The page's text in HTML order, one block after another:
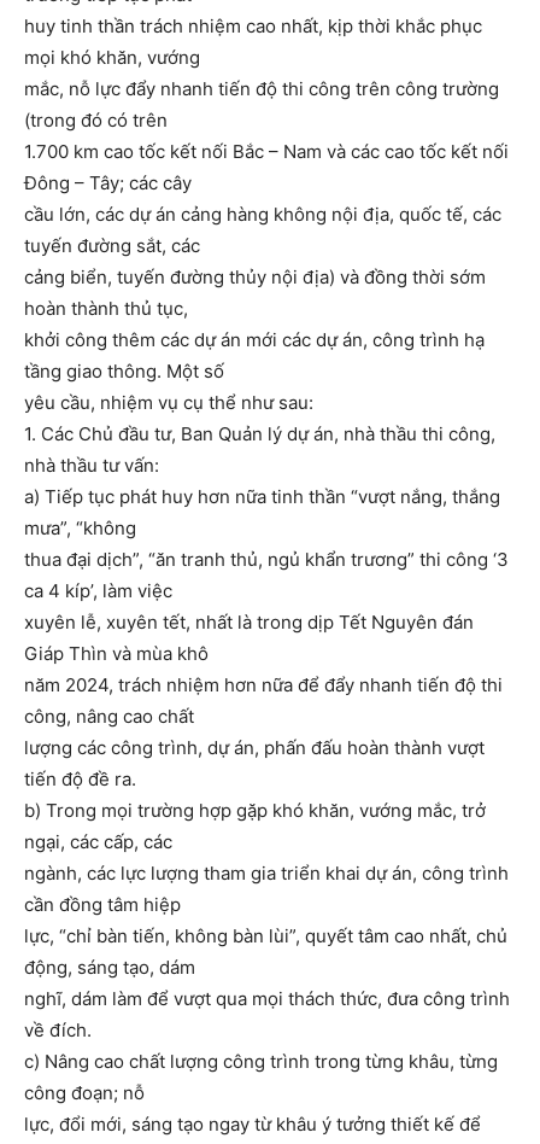
huy tinh thần trách nhiệm cao nhất, kịp thời khắc phục
mọi khó khăn, vướng
mắc, nỗ lực đẩy nhanh tiến độ thi công trên công trường
(trong đó có trên
1.700 km cao tốc kết nối Bắc – Nam và các cao tốc kết nối
Đông – Tây; các cây
cầu lớn, các dự án cảng hàng không nội địa, quốc tế, các
tuyến đường sắt, các
cảng biển, tuyến đường thủy nội địa) và đồng thời sớm
hoàn thành thủ tục,
khởi công thêm các dự án mới các dự án, công trình hạ
tầng giao thông. Một số
yêu cầu, nhiệm vụ cụ thể như sau:
1. Các Chủ đầu tư, Ban Quản lý dự án, nhà thầu thi công,
nhà thầu tư vấn:
a) Tiếp tục phát huy hơn nữa tinh thần “vượt nắng, thắng
mưa”, “không
thua đại dịch”, “ăn tranh thủ, ngủ khẩn trương” thi công ‘3
ca 4 kíp’, làm việc
xuyên lễ, xuyên tết, nhất là trong dịp Tết Nguyên đán
Giáp Thìn và mùa khô
năm 2024, trách nhiệm hơn nữa để đẩy nhanh tiến độ thi
công, nâng cao chất
lượng các công trình, dự án, phấn đấu hoàn thành vượt
tiến độ đề ra.
b) Trong mọi trường hợp gặp khó khăn, vướng mắc, trở
ngại, các cấp, các
ngành, các lực lượng tham gia triển khai dự án, công trình
cần đồng tâm hiệp
lực, “chỉ bàn tiến, không bàn lùi”, quyết tâm cao nhất, chủ
động, sáng tạo, dám
nghĩ, dám làm để vượt qua mọi thách thức, đưa công trình
về đích.
c) Nâng cao chất lượng công trình trong từng khâu, từng
công đoạn; nỗ
lực, đổi mới, sáng tạo ngay từ khâu ý tưởng thiết kế để